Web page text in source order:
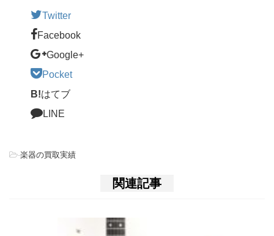
Twitter
Facebook
Google+
Pocket
B!はてブ
LINE
-楽器の買取実績
関連記事